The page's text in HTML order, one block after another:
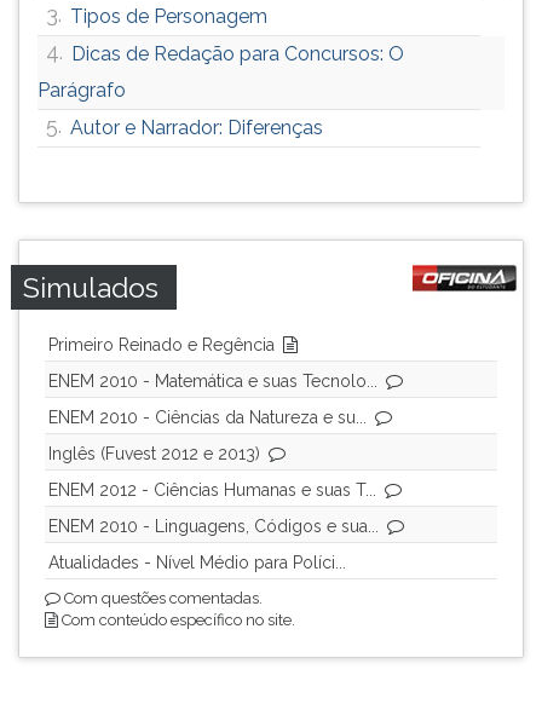
3. Tipos de Personagem
4. Dicas de Redação para Concursos: O
Parágrafo
5. Autor e Narrador: Diferenças
Simulados
Primeiro Reinado e Regência
ENEM 2010 - Matemática e suas Tecnolo...
ENEM 2010 - Ciências da Natureza e su...
Inglês (Fuvest 2012 e 2013)
ENEM 2012 - Ciências Humanas e suas T...
ENEM 2010 - Linguagens, Códigos e sua...
Atualidades - Nível Médio para Políci...
Com questões comentadas.
Com conteúdo específico no site.